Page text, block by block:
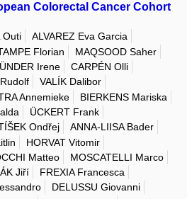
Colorectal Cancer Cohort
Outi
ALVAREZ Eva Garcia
Florian
MAQSOOD Saher
Irene
CARPÉN Olli
VALÍK Dalibor
Annemieke
BIERKENS Mariska
ÜCKERT Frank
Ondřej
ANNA-LIISA Bader
HORVAT Vitomir
Matteo
MOSCATELLI Marco
Jiří
FREXIA Francesca
DELUSSU Giovanni